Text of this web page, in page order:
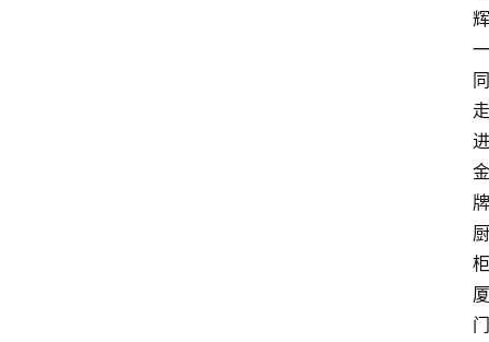
辉
一
同
走
进
金
牌
厨
柜
厦
门